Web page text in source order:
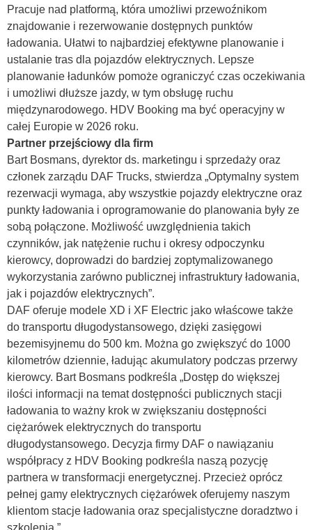
Pracuje nad platformą, która umożliwi przewoźnikom
znajdowanie i rezerwowanie dostępnych punktów
ładowania. Ułatwi to najbardziej efektywne planowanie i
ustalanie tras dla pojazdów elektrycznych. Lepsze
planowanie ładunków pomoże ograniczyć czas oczekiwania
i umożliwi dłuższe jazdy, w tym obsługę ruchu
międzynarodowego. HDV Booking ma być operacyjny w
całej Europie w 2026 roku.
Partner przejściowy dla firm
Bart Bosmans, dyrektor ds. marketingu i sprzedaży oraz
członek zarządu DAF Trucks, stwierdza „Optymalny system
rezerwacji wymaga, aby wszystkie pojazdy elektryczne oraz
punkty ładowania i oprogramowanie do planowania były ze
sobą połączone. Możliwość uwzględnienia takich
czynników, jak natężenie ruchu i okresy odpoczynku
kierowcy, doprowadzi do bardziej zoptymalizowanego
wykorzystania zarówno publicznej infrastruktury ładowania,
jak i pojazdów elektrycznych”.
DAF oferuje modele XD i XF Electric jako właścowe także
do transportu długodystansowego, dzięki zasięgowi
bezemisyjnemu do 500 km. Można go zwiększyć do 1000
kilometrów dziennie, ładując akumulatory podczas przerwy
kierowcy. Bart Bosmans podkreśla „Dostęp do większej
ilości informacji na temat dostępności publicznych stacji
ładowania to ważny krok w zwiększaniu dostępności
ciężarówek elektrycznych do transportu
długodystansowego. Decyzja firmy DAF o nawiązaniu
współpracy z HDV Booking podkreśla naszą pozycję
partnera w transformacji energetycznej. Przecież oprócz
pełnej gamy elektrycznych ciężarówek oferujemy naszym
klientom stacje ładowania oraz specjalistyczne doradztwo i